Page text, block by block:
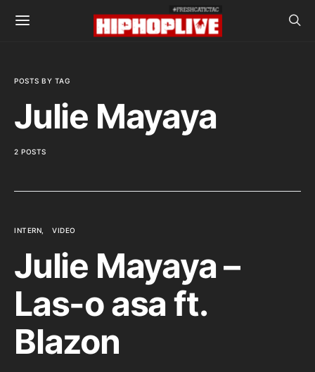
POSTS BY TAG
Julie Mayaya
2 POSTS
INTERN VIDEO
Julie Mayaya –
Las-o asa ft.
Blazon